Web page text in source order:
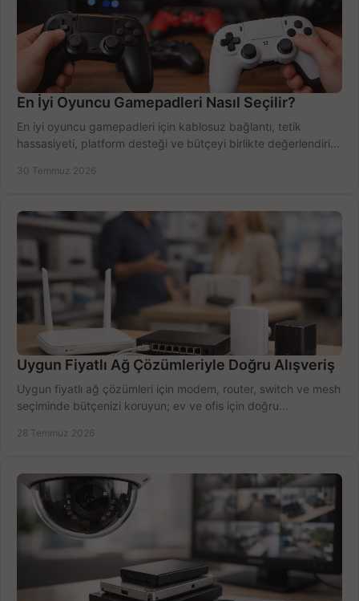
En İyi Oyuncu Gamepadleri Nasıl Seçilir?
En iyi oyuncu gamepadleri için kablosuz bağlantı, tetik
hassasiyeti, platform desteği ve bütçeyi birlikte değerlendirin;
30 Temmuz 2026
Uygun Fiyatlı Ağ Çözümleriyle Doğru Alışveriş
Uygun fiyatlı ağ çözümleri için modem, router, switch ve mesh
seçiminde bütçenizi koruyun; ev ve ofis için doğru
28 Temmuz 2026